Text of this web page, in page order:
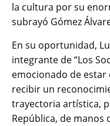
la cultura por su
subrayó Gómez
En su oportunidad,
integrante de “Los
emocionado de
recibir un
trayectoria artística,
República, de manos